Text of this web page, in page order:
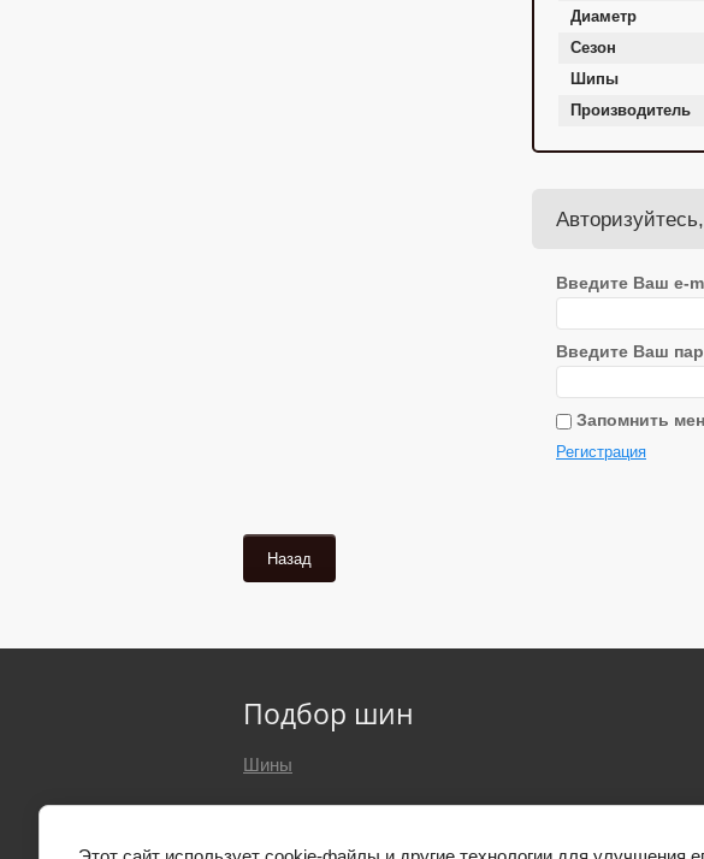
Диаметр
Сезон
Шипы
Производитель
Введите Ваш e-
Введите Ваш
Запомнить
Регистрация
Назад
Подбор шин
Шины